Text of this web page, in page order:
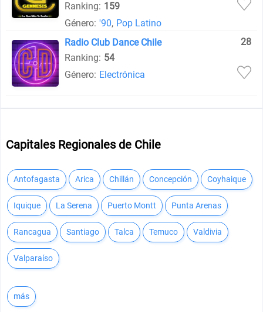
Ranking: 159
Género: '90, Pop Latino
Radio Club Dance Chile
28
Ranking: 54
Género: Electrónica
Capitales Regionales de Chile
Antofagasta Arica Chillán Concepción Coyhaique
Iquique La Serena Puerto Montt Punta Arenas
Rancagua Santiago Talca Temuco Valdivia
Valparaíso
más